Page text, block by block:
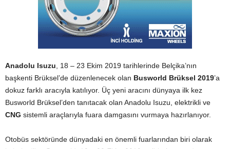
Anadolu Isuzu , 18 – 23 Ekim 2019 tarihlerinde Belçika’nın
başkenti Brüksel’de düzenlenecek olan Busworld Brüksel 2019’a
dokuz farklı aracıyla katılıyor. Üç yeni aracını dünyaya ilk kez
Busworld Brüksel’den tanıtacak olan Anadolu Isuzu, elektrikli ve
CNG sistemli araçlarıyla fuara damgasını vurmaya hazırlanıyor.
Otobüs sektöründe dünyadaki en önemli fuarlarından biri olarak